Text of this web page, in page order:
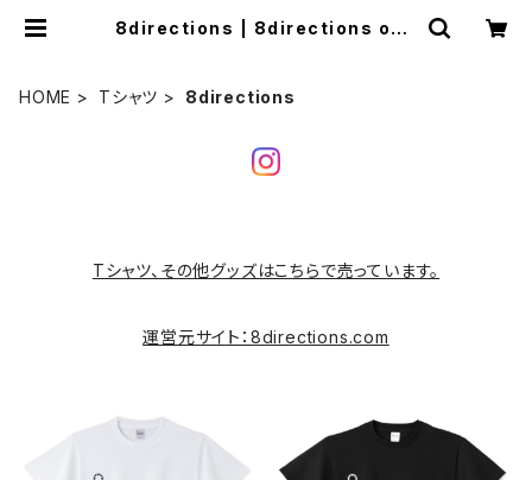
8directions | 8directions onli
HOME Tシャツ 8directions
Tシャツ、その他グッズはこちらで売っています。
運営元サイト：8directions.com